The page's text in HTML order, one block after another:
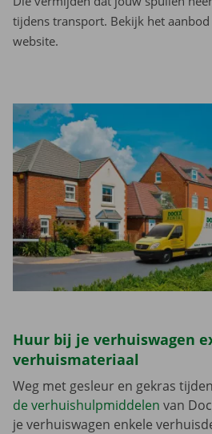
tijdens transport. Bekijk het
website.
Huur bij je verhuiswagen
verhuismateriaal
Weg met gesleur en gekras
de verhuishulpmiddelen van
je verhuiswagen enkele